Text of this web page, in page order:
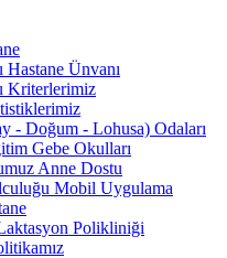
Ünvanı
Kriterlerimiz
- Doğum - Lohusa) Odaları
Gebe Okulları
Anne Dostu
Mobil Uygulama
Polikliniği